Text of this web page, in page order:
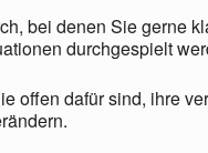
bei denen Sie gerne
durchgespielt
offen dafür sind, ihre